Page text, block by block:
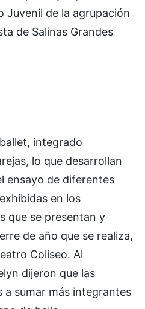
Juvenil de la agrupación
de Salinas Grandes
integrado
lo que desarrollan
ensayo de diferentes
en los
que se presentan y
de año que se realiza,
Coliseo. Al
dijeron que las
a sumar más integrantes